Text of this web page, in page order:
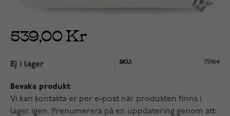
539,00 Kr
Ej i lager SKU: 75964
Bevaka produkt
Vi kan kontakta er per e-post när produkten finns i
lager igen. Prenumerera på en uppdatering genom att